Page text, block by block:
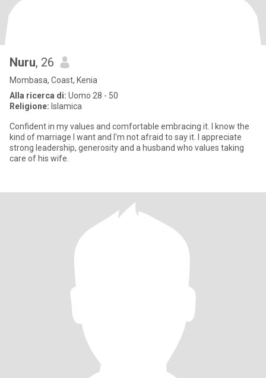
Nuru, 26
Mombasa, Coast, Kenia
Alla ricerca di: Uomo 28 - 50
Religione: Islamica
Confident in my values and comfortable embracing it. I know the
kind of marriage I want and I'm not afraid to say it. I appreciate
strong leadership, generosity and a husband who values taking
care of his wife.